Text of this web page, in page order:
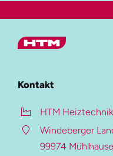
Kontakt
HTM
Windeberger
99974
Auf dieser Seite
Hauptmenü
HTM Verzinkung
HTM